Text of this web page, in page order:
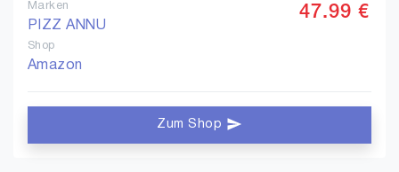
Marken
PIZZ ANNU
Shop
Amazon
47.99 €
Zum Shop